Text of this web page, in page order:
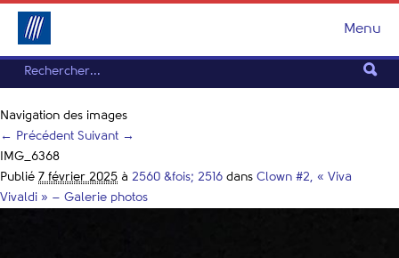
Menu
Navigation des images
← Précédent Suivant →
IMG_6368
Publié 7 février 2025 à 2560 &fois; 2516 dans Clown #2, « Viva
Vivaldi » – Galerie photos